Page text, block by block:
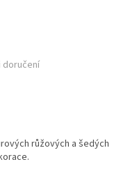
doručení
růžových a šedých